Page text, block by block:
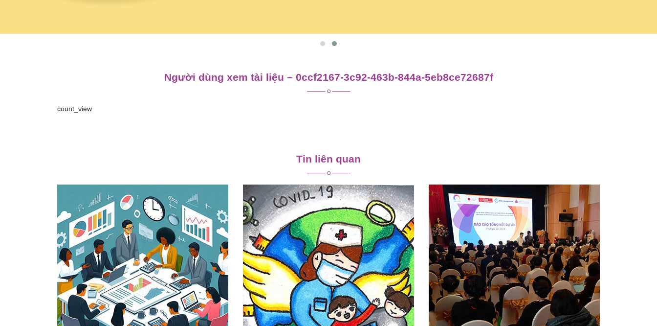
Người dùng xem tài liệu – 0ccf2167-3c92-463b-844a-5eb8ce72687f
count_view
viết
Tin liên quan